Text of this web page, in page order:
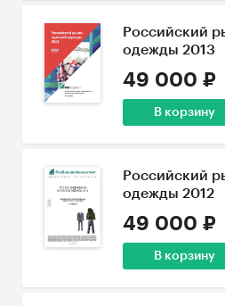
Российский
одежды 2013
49 000 ₽
В корзину
Российский
одежды 2012
49 000 ₽
В корзину